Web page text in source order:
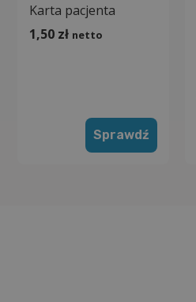
Karta pacjenta
1,50 zł netto
Sprawdź